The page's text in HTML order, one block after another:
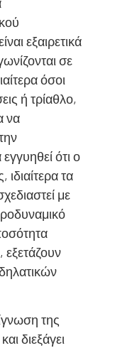
εξαιρετικά
σε
όσοι
ή τρίαθλο,
να
ότι ο
τα
με
της
διεξάγει